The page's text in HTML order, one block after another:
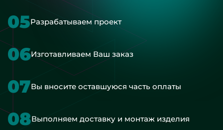
05Разрабатываем проект
06Изготавливаем Ваш заказ
07Вы вносите оставшуюся часть оплаты
08Выполняем доставку и монтаж изделия